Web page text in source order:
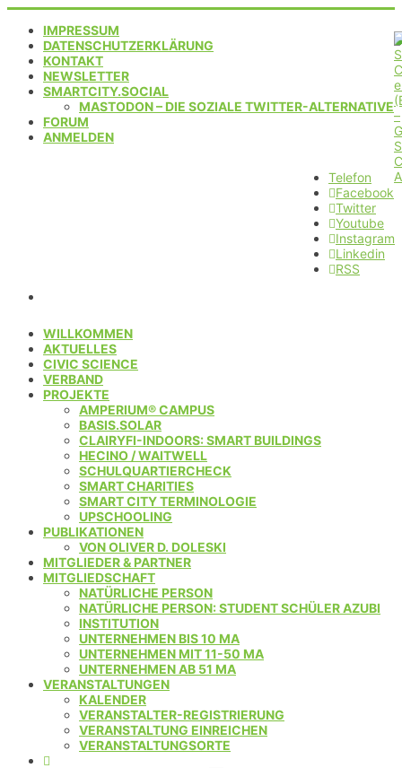
IMPRESSUM
DATENSCHUTZERKLÄRUNG
KONTAKT
NEWSLETTER
SMARTCITY.SOCIAL
MASTODON – DIE SOZIALE TWITTER-ALTERNATIVE
FORUM
ANMELDEN
Telefon
Facebook
Twitter
Youtube
Instagram
Linkedin
RSS
WILLKOMMEN
AKTUELLES
CIVIC SCIENCE
VERBAND
PROJEKTE
AMPERIUM® CAMPUS
BASIS.SOLAR
CLAIRYFI-INDOORS: SMART BUILDINGS
HECINO / WAITWELL
SCHULQUARTIERCHECK
SMART CHARITIES
SMART CITY TERMINOLOGIE
UPSCHOOLING
PUBLIKATIONEN
VON OLIVER D. DOLESKI
MITGLIEDER & PARTNER
MITGLIEDSCHAFT
NATÜRLICHE PERSON
NATÜRLICHE PERSON: STUDENT SCHÜLER AZUBI
INSTITUTION
UNTERNEHMEN BIS 10 MA
UNTERNEHMEN MIT 11-50 MA
UNTERNEHMEN AB 51 MA
VERANSTALTUNGEN
KALENDER
VERANSTALTER-REGISTRIERUNG
VERANSTALTUNG EINREICHEN
VERANSTALTUNGSORTE